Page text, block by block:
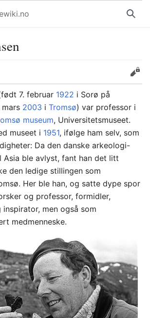
Søk
Rediger
7. februar 1922 i Sorø på
2003 i Tromsø) var professor i
museum, Universitetsmuseet.
museet i 1951, ifølge ham selv, som
Da den danske arkeologi-
Asia ble avlyst, fant han det litt
den ledige stillingen som
Her ble han, og satte dype spor
og professor, formidler,
men også som
medmenneske.